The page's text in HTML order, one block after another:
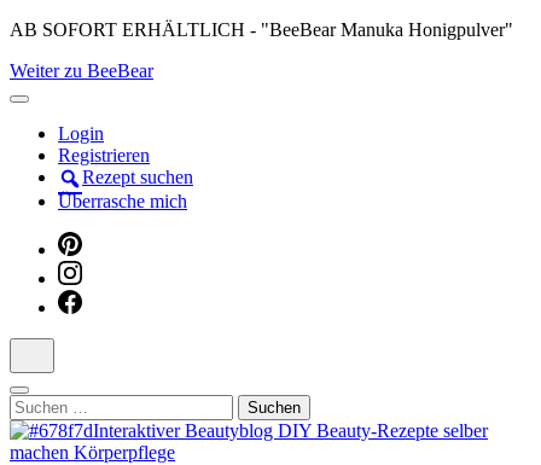
Skip
content
(Press
AB SOFORT ERHÄLTLICH - "BeeBear Manuka Honigpulver"
Weiter zu BeeBear
Login
Registrieren
Rezept suchen
Überrasche mich
Suchen
nach: